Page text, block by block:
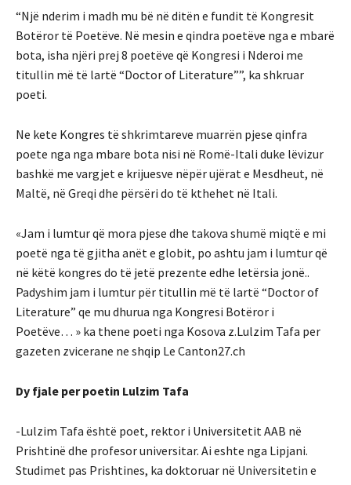
“Një nderim i madh mu bë në ditën e fundit të Kongresit
Botëror të Poetëve. Në mesin e qindra poetëve nga e mbarë
bota, isha njëri prej 8 poetëve që Kongresi i Nderoi me
titullin më të lartë “Doctor of Literature””, ka shkruar
poeti.
Ne kete Kongres të shkrimtareve muarrën pjese qinfra
poete nga nga mbare bota nisi në Romë-Itali duke lëvizur
bashkë me vargjet e krijuesve nëpër ujërat e Mesdheut, në
Maltë, në Greqi dhe përsëri do të kthehet në Itali.
«Jam i lumtur që mora pjese dhe takova shumë miqtë e mi
poetë nga të gjitha anët e globit, po ashtu jam i lumtur që
në këtë kongres do të jetë prezente edhe letërsia jonë..
Padyshim jam i lumtur për titullin më të lartë “Doctor of
Literature” qe mu dhurua nga Kongresi Botëror i
Poetëve… » ka thene poeti nga Kosova z.Lulzim Tafa per
gazeten zvicerane ne shqip Le Canton27.ch
Dy fjale per poetin Lulzim Tafa
-Lulzim Tafa është poet, rektor i Universitetit AAB në
Prishtinë dhe profesor universitar. Ai eshte nga Lipjani.
Studimet pas Prishtines, ka doktoruar në Universitetin e